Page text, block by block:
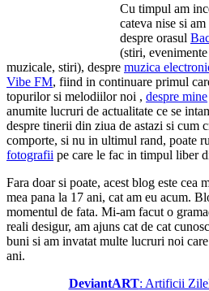
Cu timpul am
cateva nise si
despre orasul
(stiri,
muzicale, stiri), despre muzica
Vibe FM, fiind in continuare primul
topurilor si melodiilor noi , despre mine
anumite lucruri de actualitate ce se
despre tinerii din ziua de astazi si cum
comporte, si nu in ultimul rand, poate
fotografii pe care le fac in timpul liber
Fara doar si poate, acest blog este cea
mea pana la 17 ani, cat am eu acum.
momentul de fata. Mi-am facut o
reali desigur, am ajuns cat de cat
buni si am invatat multe lucruri noi
ani.
DeviantART: Artificii